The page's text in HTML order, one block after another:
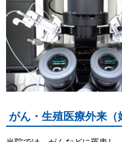
がん・生殖医療外来（